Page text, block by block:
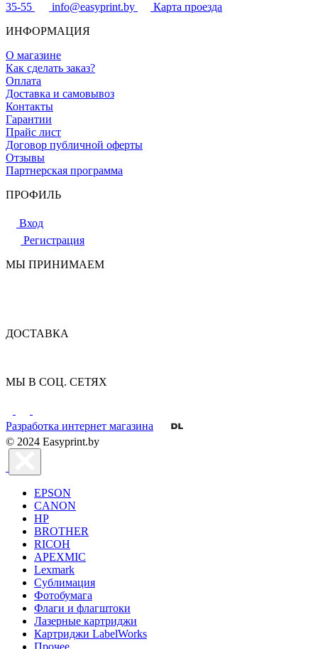
35-55
info@easyprint.by
Карта проезда
ИНФОРМАЦИЯ
О магазине
Как сделать заказ?
Оплата
Доставка и самовывоз
Контакты
Гарантии
Прайс лист
Договор публичной оферты
Отзывы
Партнерская программа
ПРОФИЛЬ
Вход
Регистрация
МЫ ПРИНИМАЕМ
ДОСТАВКА
МЫ В СОЦ. СЕТЯХ
Разработка интернет магазина
© 2024 Easyprint.by
EPSON
CANON
HP
BROTHER
RICOH
APEXMIC
Lexmark
Сублимация
Фотобумага
Флаги и флагштоки
Лазерные картриджи
Картриджи LabelWorks